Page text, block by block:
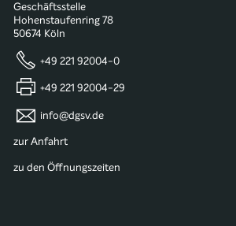
Geschäftsstelle
Hohenstaufenring 78
50674 Köln
+49 221 92004-0
+49 221 92004-29
info@dgsv.de
zur Anfahrt
zu den Öffnungszeiten